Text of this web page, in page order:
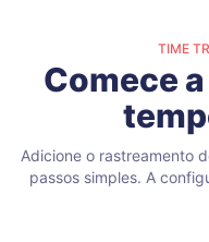
TIME
Comece
Adicione o rastreamento
passos simples. A